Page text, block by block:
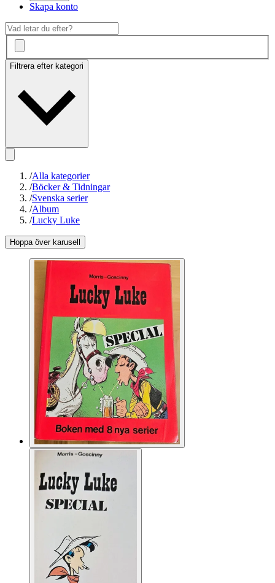
Skapa konto
Filtrera efter kategori
/Alla kategorier
/Böcker & Tidningar
/Svenska serier
/Album
/Lucky Luke
Hoppa över karusell